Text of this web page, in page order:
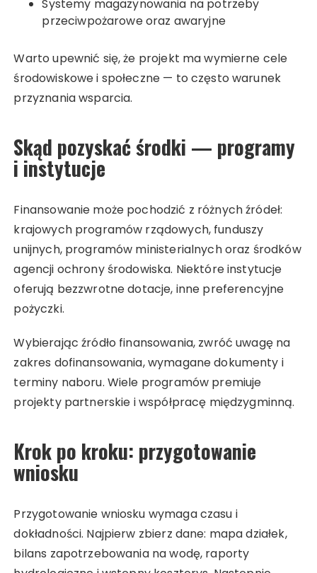
Systemy magazynowania na potrzeby
przeciwpożarowe oraz awaryjne
Warto upewnić się, że projekt ma wymierne cele
środowiskowe i społeczne — to często warunek
przyznania wsparcia.
Skąd pozyskać środki — programy
i instytucje
Finansowanie może pochodzić z różnych źródeł:
krajowych programów rządowych, funduszy
unijnych, programów ministerialnych oraz środków
agencji ochrony środowiska. Niektóre instytucje
oferują bezzwrotne dotacje, inne preferencyjne
pożyczki.
Wybierając źródło finansowania, zwróć uwagę na
zakres dofinansowania, wymagane dokumenty i
terminy naboru. Wiele programów premiuje
projekty partnerskie i współpracę międzygminną.
Krok po kroku: przygotowanie
wniosku
Przygotowanie wniosku wymaga czasu i
dokładności. Najpierw zbierz dane: mapa działek,
bilans zapotrzebowania na wodę, raporty